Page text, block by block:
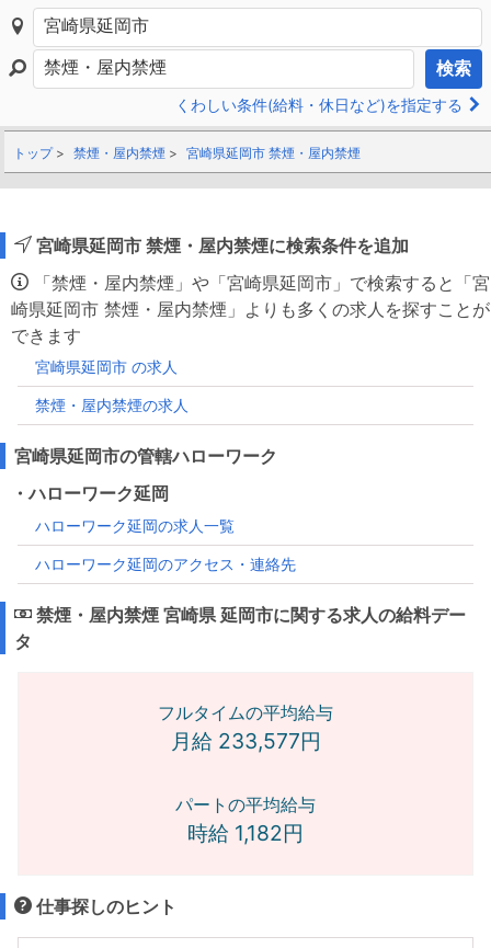
検索
くわしい条件(給料・休日など)を指定する
トップ 禁煙・屋内禁煙 宮崎県延岡市 禁煙・屋内禁煙
宮崎県延岡市 禁煙・屋内禁煙に検索条件を追加
「禁煙・屋内禁煙」や「宮崎県延岡市」で検索すると「宮
崎県延岡市 禁煙・屋内禁煙」よりも多くの求人を探すことが
できます
宮崎県延岡市 の求人
禁煙・屋内禁煙の求人
宮崎県延岡市の管轄ハローワーク
・ハローワーク延岡
ハローワーク延岡の求人一覧
ハローワーク延岡のアクセス・連絡先
禁煙・屋内禁煙 宮崎県 延岡市に関する求人の給料デー
タ
フルタイムの平均給与
月給 233,577円
パートの平均給与
時給 1,182円
仕事探しのヒント